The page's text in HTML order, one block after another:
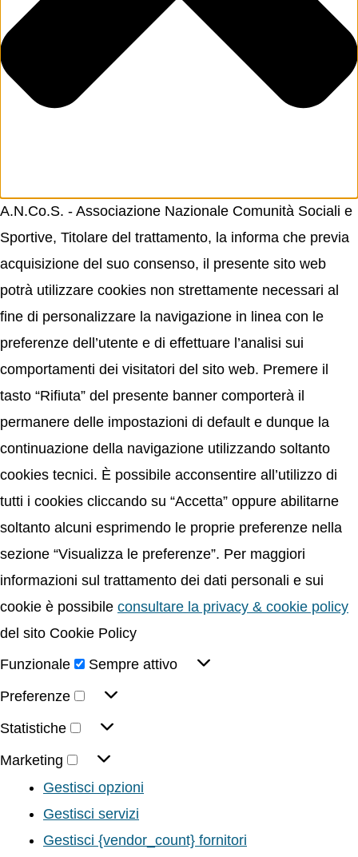
A.N.Co.S. - Associazione Nazionale Comunità Sociali e
Sportive, Titolare del trattamento, la informa che previa
acquisizione del suo consenso, il presente sito web
potrà utilizzare cookies non strettamente necessari al
fine di personalizzare la navigazione in linea con le
preferenze dell’utente e di effettuare l’analisi sui
comportamenti dei visitatori del sito web. Premere il
tasto “Rifiuta” del presente banner comporterà il
permanere delle impostazioni di default e dunque la
continuazione della navigazione utilizzando soltanto
cookies tecnici. È possibile acconsentire all’utilizzo di
tutti i cookies cliccando su “Accetta” oppure abilitarne
soltanto alcuni esprimendo le proprie preferenze nella
sezione “Visualizza le preferenze”. Per maggiori
informazioni sul trattamento dei dati personali e sui
cookie è possibile consultare la privacy & cookie policy
del sito Cookie Policy
Funzionale
Sempre attivo
Preferenze
Statistiche
Marketing
Gestisci opzioni
Gestisci servizi
Gestisci {vendor_count} fornitori